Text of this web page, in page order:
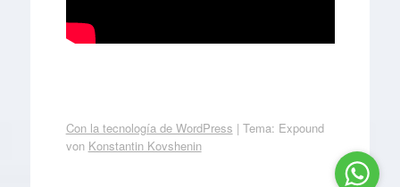
Con la tecnología de WordPress | Tema: Expound
von Konstantin Kovshenin